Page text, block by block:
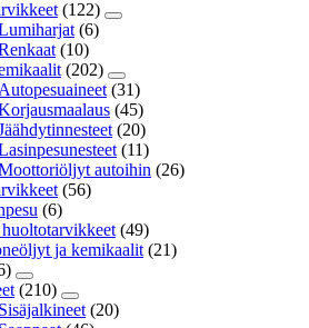
(122)
(6)
(10)
(202)
Autopesuaineet (31)
(45)
(20)
(11)
autoihin (26)
(56)
(6)
(49)
ja kemikaalit (21)
(210)
Sisäjalkineet (20)